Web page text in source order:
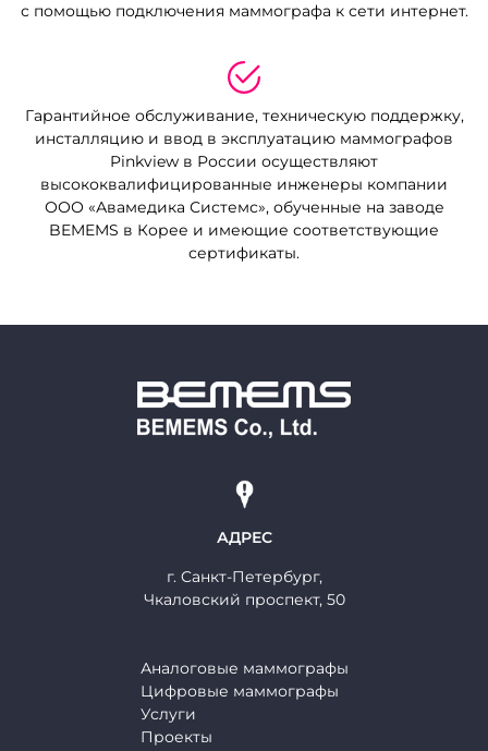
с помощью подключения маммографа к сети интернет.
Гарантийное обслуживание, техническую поддержку,
инсталляцию и ввод в эксплуатацию маммографов
Pinkview в России осуществляют
высококвалифицированные инженеры компании
ООО «Авамедика Системс», обученные на заводе
BEMEMS в Корее и имеющие соответствующие
сертификаты.
АДРЕС
г. Cанкт-Петербург,
Чкаловский проспект, 50
Аналоговые маммографы
Цифровые маммографы
Услуги
Проекты